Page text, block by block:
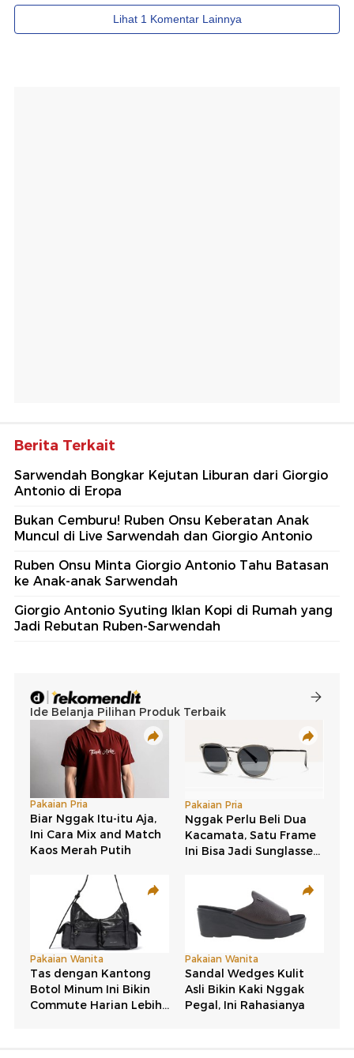
Berita Terkait
Sarwendah Bongkar Kejutan Liburan dari Giorgio
Antonio di Eropa
Bukan Cemburu! Ruben Onsu Keberatan Anak
Muncul di Live Sarwendah dan Giorgio Antonio
Ruben Onsu Minta Giorgio Antonio Tahu Batasan
ke Anak-anak Sarwendah
Giorgio Antonio Syuting Iklan Kopi di Rumah yang
Jadi Rebutan Ruben-Sarwendah